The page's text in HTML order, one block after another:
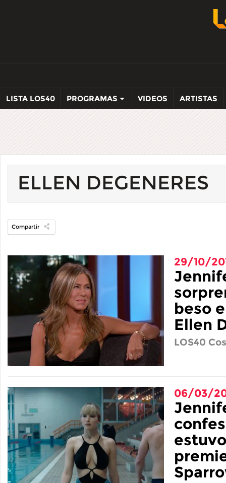
LISTA LOS40 PROGRAMAS VIDEOS ARTISTAS
ELLEN DEGENERES
Compartir
29/10/
beso
Ellen
LOS40
06/03/